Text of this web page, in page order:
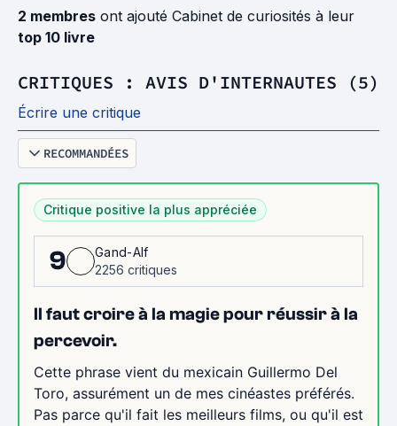
2 membres ont ajouté Cabinet de curiosités à leur
top 10 livre
CRITIQUES : AVIS D'INTERNAUTES (5)
Écrire une critique
RECOMMANDÉES
Critique positive la plus appréciée
9
Gand-Alf
2256 critiques
Il faut croire à la magie pour réussir à la
percevoir.
Cette phrase vient du mexicain Guillermo Del
Toro, assurément un de mes cinéastes préférés.
Pas parce qu'il fait les meilleurs films, ou qu'il est